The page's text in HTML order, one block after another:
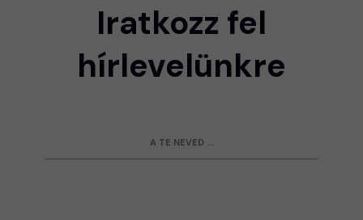
Iratkozz fel
hírlevelünkre